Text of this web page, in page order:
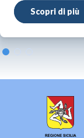
Scopri di più